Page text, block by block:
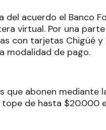
del acuerdo el Banco
virtual. Por una
con tarjetas Chigüé
modalidad de pago.
que abonen mediante
de hasta $20.000